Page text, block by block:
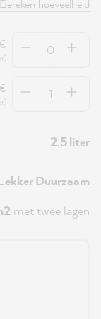
Bereken hoeveelheid
Hoeveelheid
Hoeveelheid
2.5 liter
Duurzaam
met twee lagen